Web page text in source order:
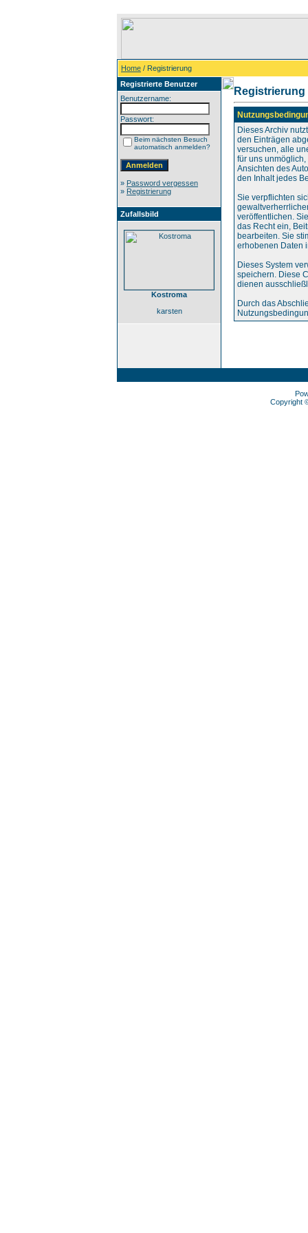
Home / Registrierung
Registrierte Benutzer
Benutzername:
Passwort:
Beim nächsten Besuch
automatisch anmelden?
» Password vergessen
» Registrierung
Zufallsbild
Kostroma
karsten
Registrierung
Dieses Archiv
den Einträgen
versuchen, alle
für uns
Ansichten des
den Inhalt jedes
Sie verpflichten
veröffentlichen.
das Recht ein,
bearbeiten. Sie
erhobenen Daten
Dieses System
speichern. Diese
dienen
Durch das
Copyright